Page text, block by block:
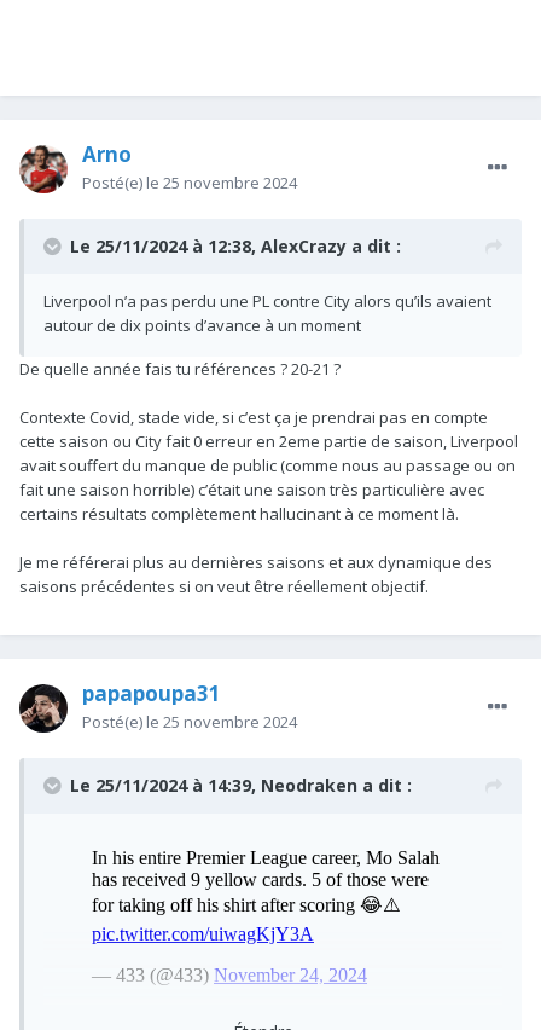
Arno
Posté(e) le 25 novembre 2024
Le 25/11/2024 à 12:38, AlexCrazy a dit :
Liverpool n’a pas perdu une PL contre City alors qu’ils avaient
autour de dix points d’avance à un moment
De quelle année fais tu références ? 20-21 ?
Contexte Covid, stade vide, si c’est ça je prendrai pas en compte
cette saison ou City fait 0 erreur en 2eme partie de saison, Liverpool
avait souffert du manque de public (comme nous au passage ou on
fait une saison horrible) c’était une saison très particulière avec
certains résultats complètement hallucinant à ce moment là.
Je me référerai plus au dernières saisons et aux dynamique des
saisons précédentes si on veut être réellement objectif.
papapoupa31
Posté(e) le 25 novembre 2024
Le 25/11/2024 à 14:39, Neodraken a dit :